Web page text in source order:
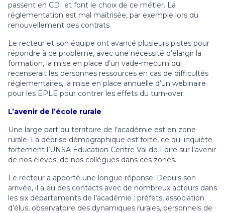
passent en CDI et font le choix de ce métier. La
réglementation est mal maîtrisée, par exemple lors du
renouvellement des contrats.
Le recteur et son équipe ont avancé plusieurs pistes pour
répondre à ce problème, avec une nécessité d’élargir la
formation, la mise en place d’un vade-mecum qui
recenserait les personnes ressources en cas de difficultés
réglementaires, la mise en place annuelle d’un webinaire
pour les EPLE pour contrer les effets du turn-over.
L’avenir de l’école rurale
Une large part du territoire de l’académie est en zone
rurale. La déprise démographique est forte, ce qui inquiète
fortement l’UNSA Éducation Centre Val de Loire sur l’avenir
de nos élèves, de nos collègues dans ces zones.
Le recteur a apporté une longue réponse. Depuis son
arrivée, il a eu des contacts avec de nombreux acteurs dans
les six départements de l’académie : préfets, association
d’élus, observatoire des dynamiques rurales, personnels de